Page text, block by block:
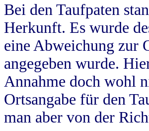
Bei den Taufpaten
Herkunft. Es wurde
eine Abweichung zur
angegeben wurde.
Annahme doch wohl
Ortsangabe für den
man aber von der